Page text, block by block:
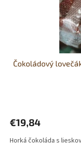
Čokoládový
€19,84
Horká čokoláda s